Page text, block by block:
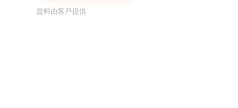
資料由客戶提供